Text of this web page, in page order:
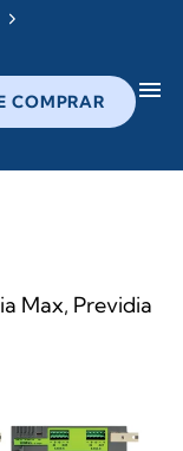
COMPRAR menu
Max, Previdia